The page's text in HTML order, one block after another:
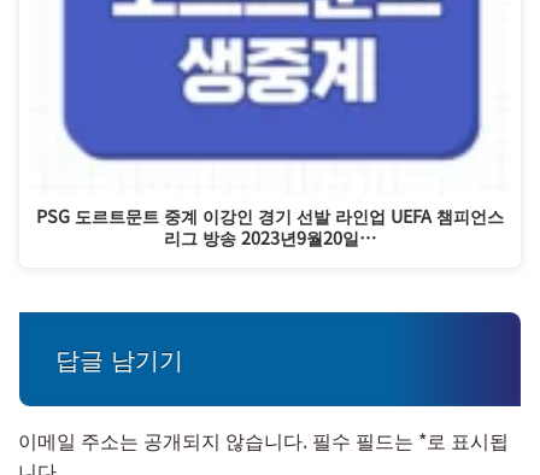
PSG 도르트문트 중계 이강인 경기 선발 라인업 UEFA 챔피언스
리그 방송 2023년9월20일…
답글 남기기
이메일 주소는 공개되지 않습니다. 필수 필드는 *로 표시됩